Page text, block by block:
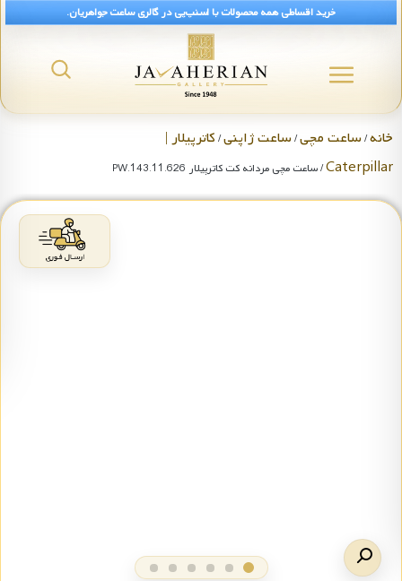
خرید اقساطی همه محصولات با اسنپ‌پی در گالری ساعت جواهریان.
خانه/ساعت مچی/ساعت ژاپنی/ کاترپیلار |
Caterpillar/ ساعت مچی مردانه کت کاترپیلار PW.143.11.626